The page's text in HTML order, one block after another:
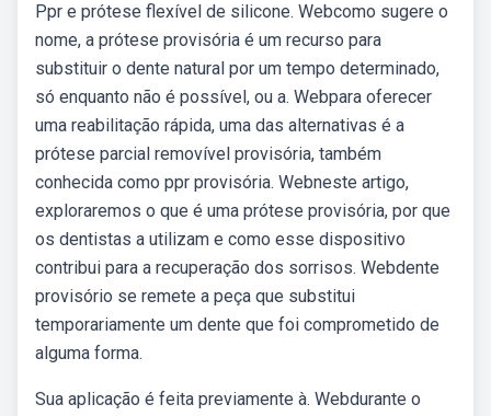
Ppr e prótese flexível de silicone. Webcomo sugere o
nome, a prótese provisória é um recurso para
substituir o dente natural por um tempo determinado,
só enquanto não é possível, ou a. Webpara oferecer
uma reabilitação rápida, uma das alternativas é a
prótese parcial removível provisória, também
conhecida como ppr provisória. Webneste artigo,
exploraremos o que é uma prótese provisória, por que
os dentistas a utilizam e como esse dispositivo
contribui para a recuperação dos sorrisos. Webdente
provisório se remete a peça que substitui
temporariamente um dente que foi comprometido de
alguma forma.
Sua aplicação é feita previamente à. Webdurante o